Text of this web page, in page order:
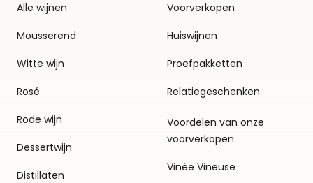
Alle wijnen
Mousserend
Witte wijn
Rosé
Rode wijn
Dessertwijn
Distillaten
Voorverkopen
Huiswijnen
Proefpakketten
Relatiegeschenken
Voordelen van onze
voorverkopen
Vinée Vineuse